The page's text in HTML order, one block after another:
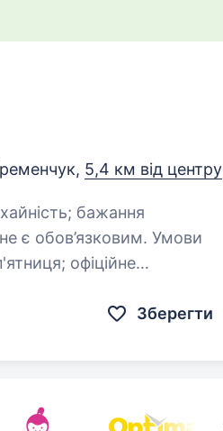
5,4 км від центру
Зберегти